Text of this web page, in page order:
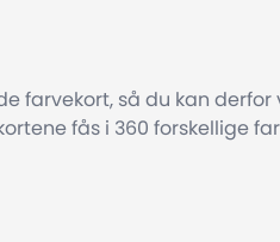
farvekort, så du kan
fås i 360 forskellige